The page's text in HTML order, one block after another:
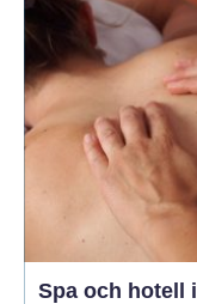
Spa och hotell i